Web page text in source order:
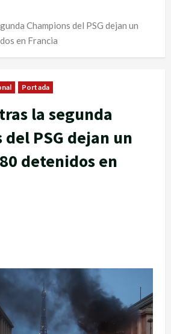
Champions del PSG dejan un
en Francia
Portada
la segunda
PSG dejan un
detenidos en